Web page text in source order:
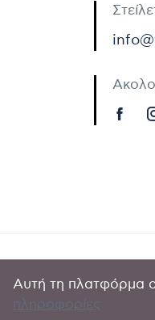
Αυτή τη πλατφόρμα